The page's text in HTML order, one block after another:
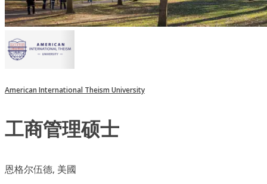
American International Theism University
工商管理硕士
恩格尔伍德, 美國